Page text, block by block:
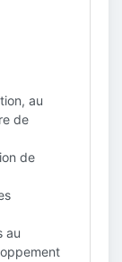
au
de
de
au